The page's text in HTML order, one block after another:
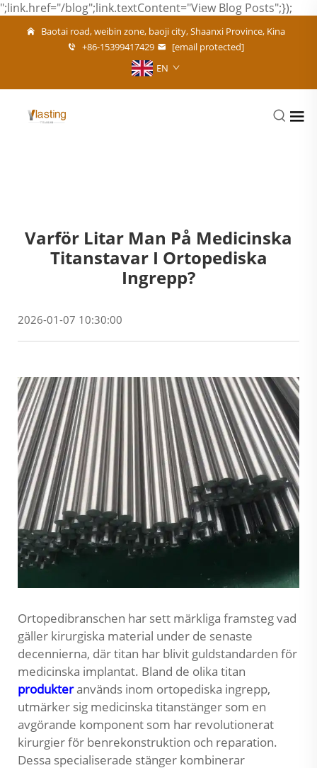
";link.href="/blog";link.textContent="View Blog Posts";});
Baotai road, weibin zone, baoji city, Shaanxi Province, Kina
+86-15399417429
[email protected]
EN
Varför Litar Man På Medicinska
Titanstavar I Ortopediska
Ingrepp?
2026-01-07 10:30:00
Ortopedibranschen har sett märkliga framsteg vad
gäller kirurgiska material under de senaste
decennierna, där titan har blivit guldstandarden för
medicinska implantat. Bland de olika titan
produkteranvänds inom ortopediska ingrepp,
utmärker sig medicinska titanstänger som en
avgörande komponent som har revolutionerat
kirurgier för benrekonstruktion och reparation.
Dessa specialiserade stänger kombinerar